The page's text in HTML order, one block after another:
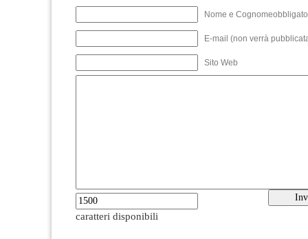
Nome e
E-mail (non verrà
Sito Web
caratteri disponibili